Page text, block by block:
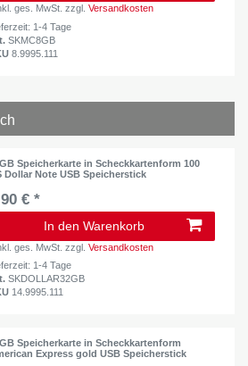
ges. MwSt. zzgl.Versandkosten
1-4 Tage
SKMC8GB
8.9995.111
Speicherkarte in Scheckkartenform 100
Dollar Note USB Speicherstick
€ *
In den Warenkorb
ges. MwSt. zzgl.Versandkosten
1-4 Tage
SKDOLLAR32GB
14.9995.111
Speicherkarte in Scheckkartenform
Express gold USB Speicherstick